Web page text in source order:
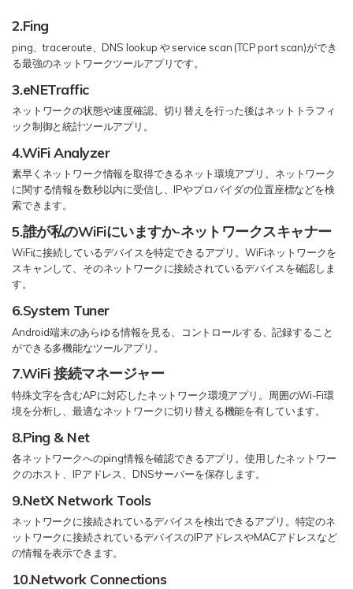
2.Fing
ping、traceroute、DNS lookup や service scan (TCP port scan)ができ
る最強のネットワークツールアプリです。
3.eNETraffic
ネットワークの状態や速度確認、切り替えを行った後はネットトラフィ
ック制御と統計ツールアプリ。
4.WiFi Analyzer
素早くネットワーク情報を取得できるネット環境アプリ。ネットワーク
に関する情報を数秒以内に受信し、IPやプロバイダの位置座標などを検
索できます。
5.誰が私のWiFiにいますか-ネットワークスキャナー
WiFiに接続しているデバイスを特定できるアプリ。WiFiネットワークを
スキャンして、そのネットワークに接続されているデバイスを確認しま
す。
6.System Tuner
Android端末のあらゆる情報を見る、コントロールする、記録すること
ができる多機能なツールアプリ。
7.WiFi 接続マネージャー
特殊文字を含むAPに対応したネットワーク環境アプリ。周囲のWi-Fi環
境を分析し、最適なネットワークに切り替える機能を有しています。
8.Ping & Net
各ネットワークへのping情報を確認できるアプリ。使用したネットワー
クのホスト、IPアドレス、DNSサーバーを保存します。
9.NetX Network Tools
ネットワークに接続されているデバイスを検出できるアプリ。特定のネ
ットワークに接続されているデバイスのIPアドレスやMACアドレスなど
の情報を表示できます。
10.Network Connections